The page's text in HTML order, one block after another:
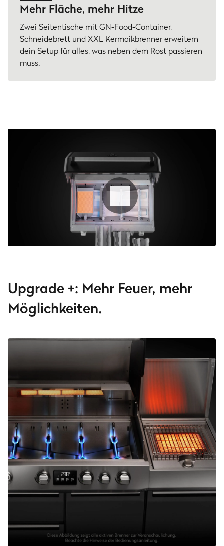
Mehr Fläche, mehr Hitze
Zwei Seitentische mit GN-Food-Container,
Schneidebrett und XXL Kermaikbrenner erweitern
dein Setup für alles, was neben dem Rost passieren
muss.
Upgrade +: Mehr Feuer, mehr
Möglichkeiten.